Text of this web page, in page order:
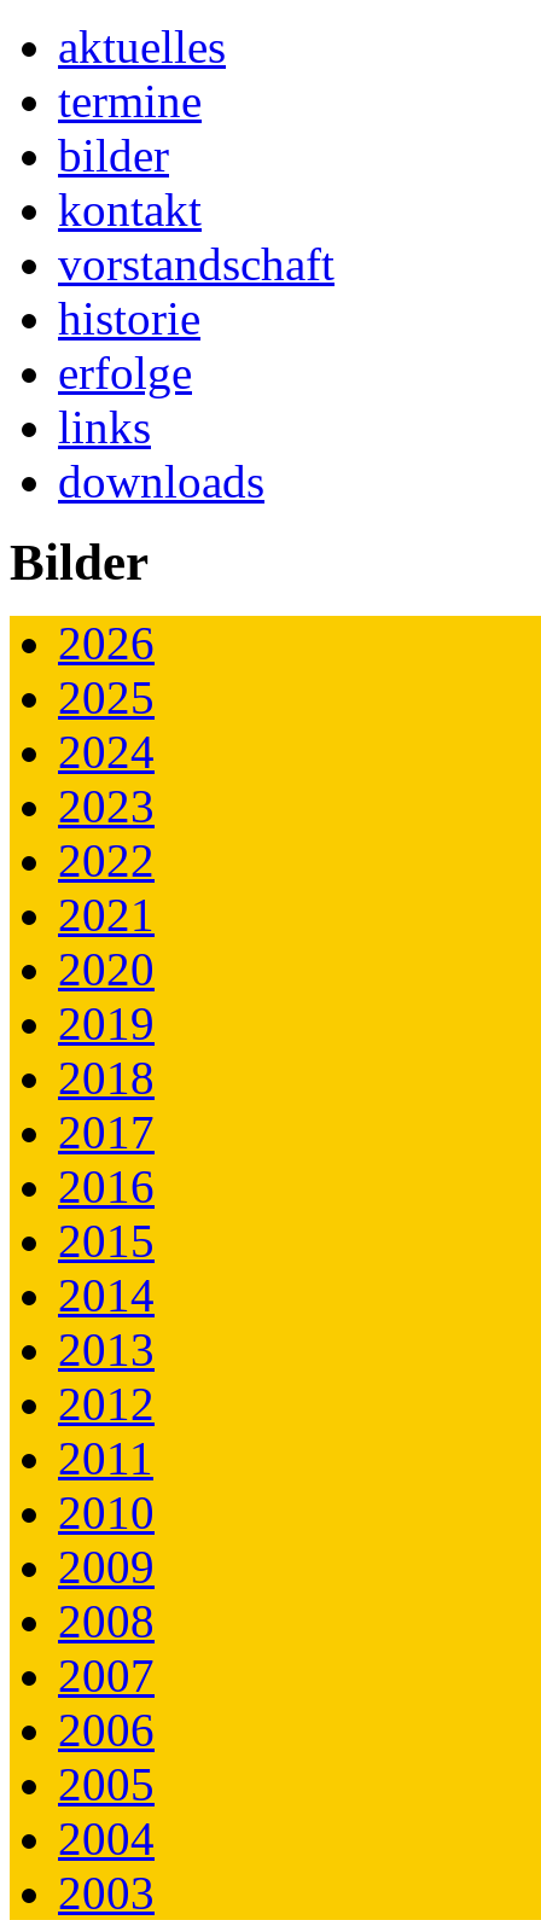
aktuelles
termine
bilder
kontakt
vorstandschaft
historie
erfolge
links
downloads
Bilder
2026
2025
2024
2023
2022
2021
2020
2019
2018
2017
2016
2015
2014
2013
2012
2011
2010
2009
2008
2007
2006
2005
2004
2003